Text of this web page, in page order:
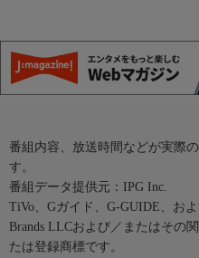
番組内容、放送時間などが実際
す。
番組データ提供元：IPG Inc.
TiVo、Gガイド、G-GUIDE、お
Brands LLCおよび／またはその
たは登録商標です。